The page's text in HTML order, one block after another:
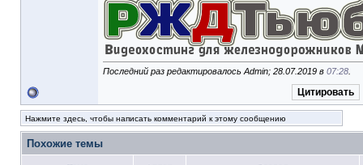
Последний раз редактировалось Admin; 28.07.2019 в 07:28
Цитировать
Нажмите здесь, чтобы написать комментарий к этому сообщению
Похожие темы